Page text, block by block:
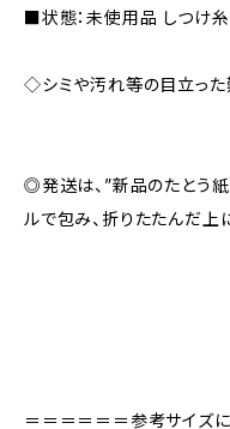
■状態：未使用品 しつけ
◇シミや汚れ等の目立った
◎発送は、”新品のたとう
ルで包み、折りたたんだ上
＝＝＝＝＝＝参考サイズ